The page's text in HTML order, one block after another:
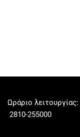
Ωράριο
2810-255000